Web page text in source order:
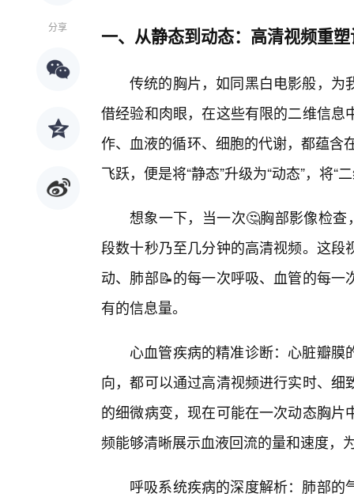
分享 一、从静态到动态：高清视频重
传统的胸片，如同黑白电影般，为
借经验和肉眼，在这些有限的二维信
作、血液的循环、细胞的代谢，都蕴含
飞跃，便是将“静态”升级为“动态”，将“
想象一下，当一次🤔胸部影像检
段数十秒乃至几分钟的高清视频。这
动、肺部📝的每一次呼吸、血管的每
有的信息量。
心血管疾病的精准诊断：心脏瓣
向，都可以通过高清视频进行实时、
的细微病变，现在可能在一次动态胸
频能够清晰展示血液回流的量和速度，
呼吸系统疾病的深度解析：肺部